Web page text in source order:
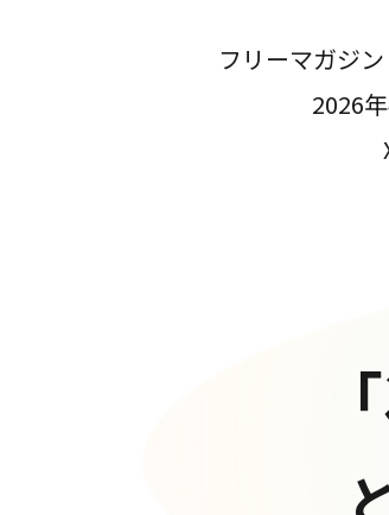
フリーマガジ
2026